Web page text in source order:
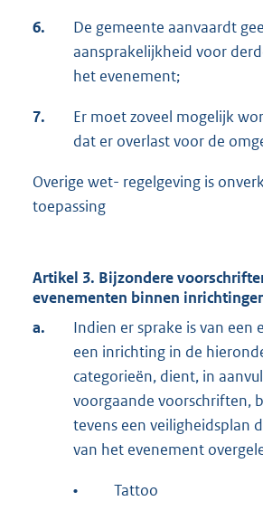
6.
De gemeente aanvaardt
aansprakelijkheid voor
het evenement;
7.
Er moet zoveel mogelijk
dat er overlast voor de
Overige wet- regelgeving is
toepassing
Artikel 3. Bijzondere
evenementen binnen
a.
Indien er sprake is van een
een inrichting in de
categorieën, dient, in
voorgaande voorschriften,
tevens een veiligheidsplan
van het evenement
• Tattoo